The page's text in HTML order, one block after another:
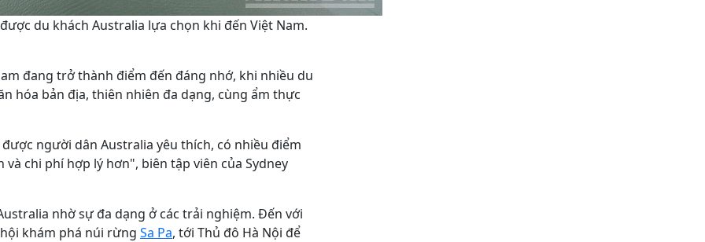
du khách Australia lựa chọn khi đến Việt Nam.
đang trở thành điểm đến đáng nhớ, khi nhiều du
hóa bản địa, thiên nhiên đa dạng, cùng ẩm thực
người dân Australia yêu thích, có nhiều điểm
chi phí hợp lý hơn", biên tập viên của Sydney
nhờ sự đa dạng ở các trải nghiệm. Đến với
khám phá núi rừng Sa Pa, tới Thủ đô Hà Nội để